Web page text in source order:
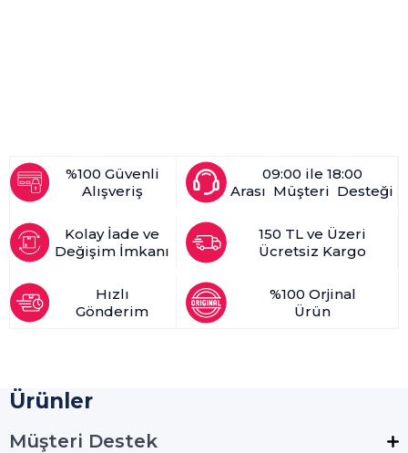
%100 Güvenli
Alışveriş
09:00 ile 18:00
Arası Müşteri Desteği
Kolay İade ve
Değişim İmkanı
150 TL ve Üzeri
Ücretsiz Kargo
Hızlı
Gönderim
%100 Orjinal
Ürün
Ürünler
Müşteri Destek